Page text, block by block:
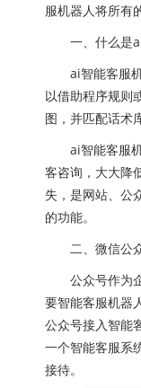
服机器人将所有
一、什么是ai
ai智能客服机
以借助程序规则
图，并匹配话术
ai智能客服机
客咨询，大大降
失，是网站、公
的功能。
二、微信公众
公众号作为企
要智能客服机器
公众号接入智能
一个智能客服系
接待。